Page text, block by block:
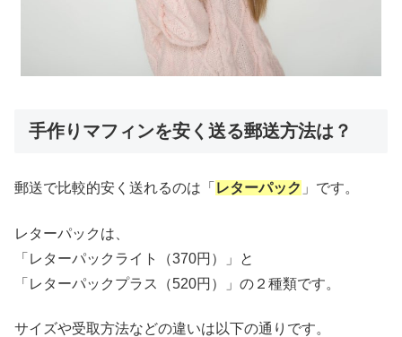
手作りマフィンを安く送る郵送方法は？
郵送で比較的安く送れるのは「 レターパック 」です。
レターパックは、
「レターパックライト（370円）」と
「レターパックプラス（520円）」の２種類です。
サイズや受取方法などの違いは以下の通りです。